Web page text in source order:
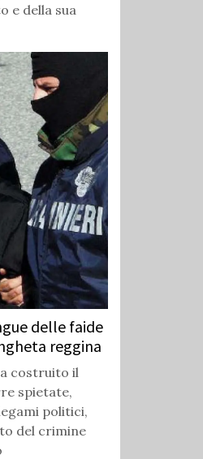
e della sua
delle faide
reggina
costruito il
spietate,
politici,
del crimine